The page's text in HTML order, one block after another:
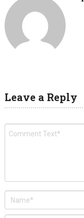
Leave a Reply